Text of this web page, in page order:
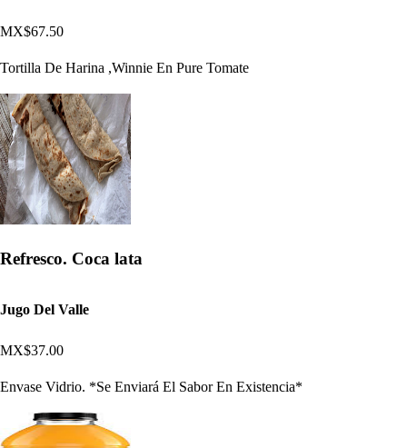
MX$67.50
Tortilla De Harina ,Winnie En Pure Tomate
Refresco. Coca lata
Jugo Del Valle
MX$37.00
Envase Vidrio. *Se Enviará El Sabor En Existencia*